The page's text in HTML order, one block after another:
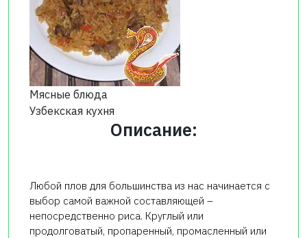
Мясные блюда
Узбекская кухня
Описание:
Любой плов для большинства из нас начинается с
выбор самой важной составляющей –
непосредственно риса. Круглый или
продолговатый, пропаренный, промасленный или